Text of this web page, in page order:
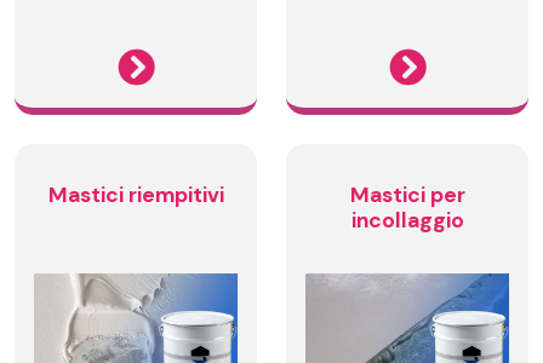
Mastici riempitivi
Mastici per
incollaggio